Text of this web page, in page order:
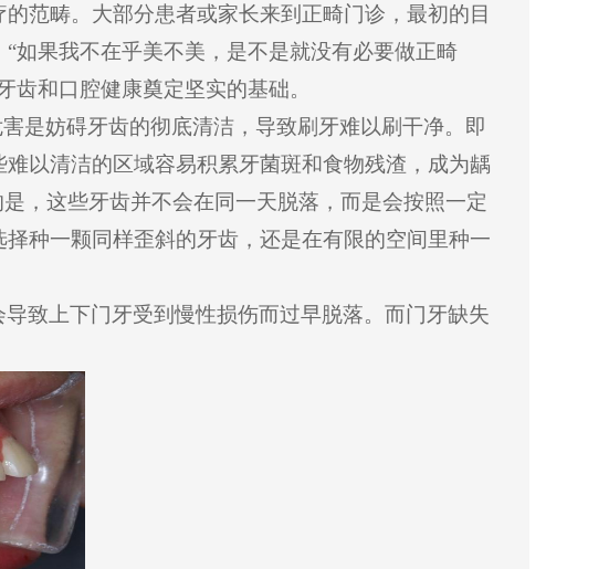
范畴。大部分患者或家长来到正畸门诊，最初的目
如果我不在乎美不美，是不是就没有必要做正畸
和口腔健康奠定坚实的基础。
是妨碍牙齿的彻底清洁，导致刷牙难以刷干净。即
以清洁的区域容易积累牙菌斑和食物残渣，成为龋
，这些牙齿并不会在同一天脱落，而是会按照一定
种一颗同样歪斜的牙齿，还是在有限的空间里种一
致上下门牙受到慢性损伤而过早脱落。而门牙缺失